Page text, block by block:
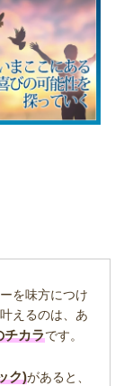
を味方につけ
えるのは、あ
チカラです。
ク)があると、